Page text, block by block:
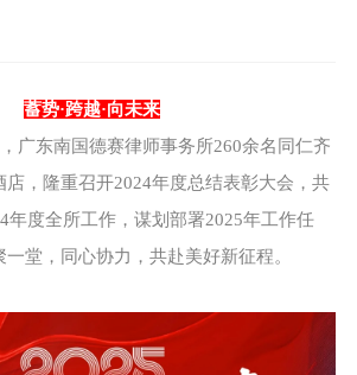
蓄势·跨越·向未来
广东南国德赛律师事务所260余名同仁齐
，隆重召开2024年度总结表彰大会，共
年度全所工作，谋划部署2025年工作任
堂，同心协力，共赴美好新征程。